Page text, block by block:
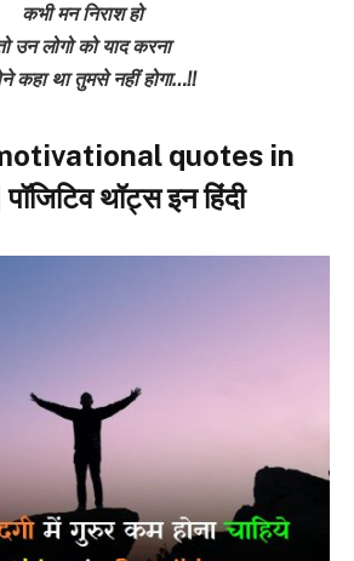
कभी मन निराश हो
उन लोगो को याद करना
कहा था तुमसे नहीं होगा…!!
quotes in
थॉट्स इन हिंदी